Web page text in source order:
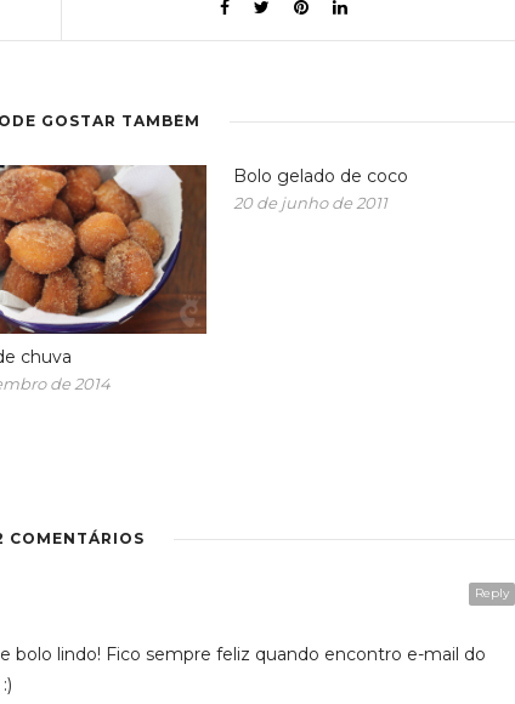
GOSTAR TAMBÉM
chuva
de 2014
Bolo gelado de coco
20 de junho de 2011
COMENTÁRIOS
Reply
bolo lindo! Fico sempre feliz quando encontro e-mail do